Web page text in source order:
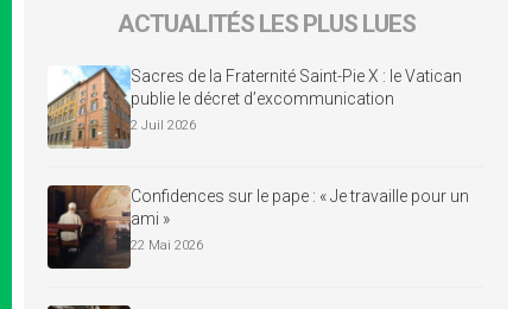
ACTUALITÉS LES PLUS LUES
Sacres de la Fraternité Saint-Pie X : le Vatican
publie le décret d’excommunication
2 Juil 2026
Confidences sur le pape : « Je travaille pour un
ami »
22 Mai 2026